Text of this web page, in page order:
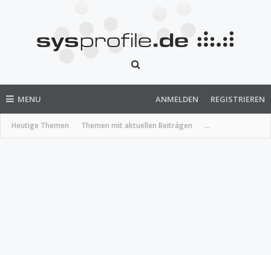
MENU
Heutige Themen Themen mit aktuellen Beiträgen ...
ANMELDEN REGISTRIEREN